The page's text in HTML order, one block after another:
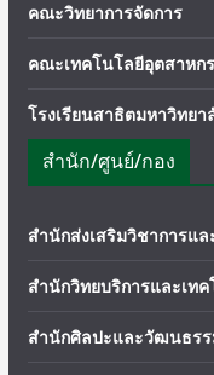
คณะวิทยาการจัดการ
คณะเทคโนโลยีอุตสาหก
โรงเรียนสาธิตมหาวิทย
สำนัก/ศูนย์/กอง
สำนักส่งเสริมวิชาการแ
สำนักวิทยบริการและเท
สำนักศิลปะและวัฒนธร